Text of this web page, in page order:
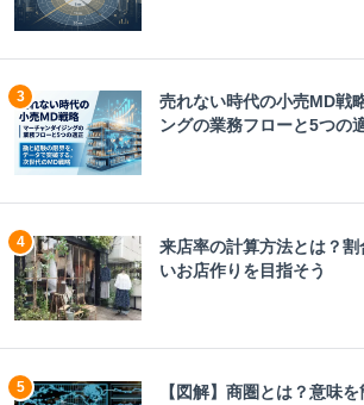
売れない時代の小売MD戦
ングの業務フローと5つの
来店率の計算方法とは？
いお店作りを目指そう
【図解】商圏とは？意味